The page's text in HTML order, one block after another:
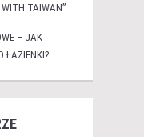
TAIWAN”
– JAK
ŁAZIENKI?